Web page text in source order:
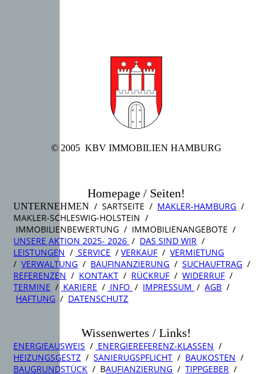
© 2005 KBV IMMOBILIEN HAMBURG
Homepage / Seiten!
UNTERNEHMEN / SARTSEITE / MAKLER-HAMBURG /
MAKLER-SCHLESWIG-HOLSTEIN /
IMMOBILIENBEWERTUNG / IMMOBILIENANGEBOTE /
UNSERE AKTION 2025- 2026 / DAS SIND WIR /
LEISTUNGEN / SERVICE /VERKAUF /VERMIETUNG
/VERWALTUNG / BAUFINANZIERUNG /SUCHAUFTRAG /
REFERENZEN / KONTAKT / RÜCKRUF /WIDERRUF /
TERMINE / KARIERE / INFO / IMPRESSUM /AGB /
HAFTUNG / DATENSCHUTZ
Wissenwertes / Links!
ENERGIEAUSWEIS / ENERGIEREFERENZ-KLASSEN /
HEIZUNGSGESTZ /SANIERUGSPFLICHT / BAUKOSTEN /
BAUGRUNDSTÜCK / BAUFIANZIERUNG /TIPPGEBER /